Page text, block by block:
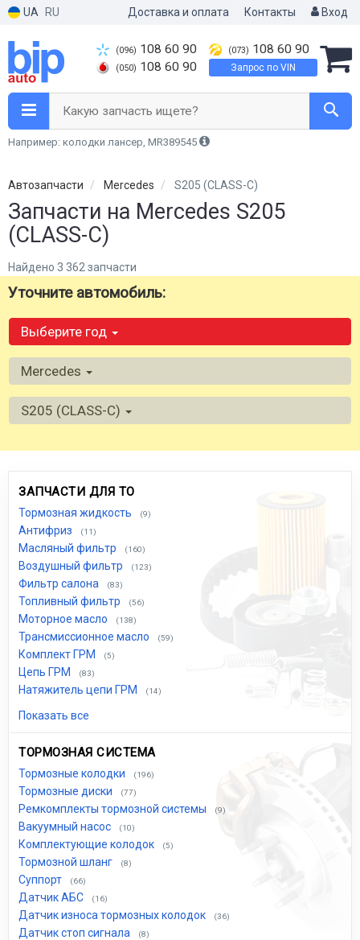
UA RU Доставка и оплата Контакты Вход
(096) 108 60 90
(050) 108 60 90
(073) 108 60 90
Запрос по VIN
Какую запчасть ищете?
Например: колодки лансер, MR389545
Автозапчасти Mercedes S205 (CLASS-C)
Запчасти на Mercedes S205
(CLASS-C)
Найдено 3 362 запчасти
Уточните автомобиль:
Выберите год
Mercedes
S205 (CLASS-C)
ЗАПЧАСТИ ДЛЯ ТО
Тормозная жидкость (9)
Антифриз (11)
Масляный фильтр (160)
Воздушный фильтр (123)
Фильтр салона (83)
Топливный фильтр (56)
Моторное масло (138)
Трансмиссионное масло (59)
Комплект ГРМ (5)
Цепь ГРМ (83)
Натяжитель цепи ГРМ (14)
Показать все
ТОРМОЗНАЯ СИСТЕМА
Тормозные колодки (196)
Тормозные диски (77)
Ремкомплекты тормозной системы (9)
Вакуумный насос (10)
Комплектующие колодок (5)
Тормозной шланг (8)
Суппорт (66)
Датчик АБС (16)
Датчик износа тормозных колодок (36)
Датчик стоп сигнала (8)